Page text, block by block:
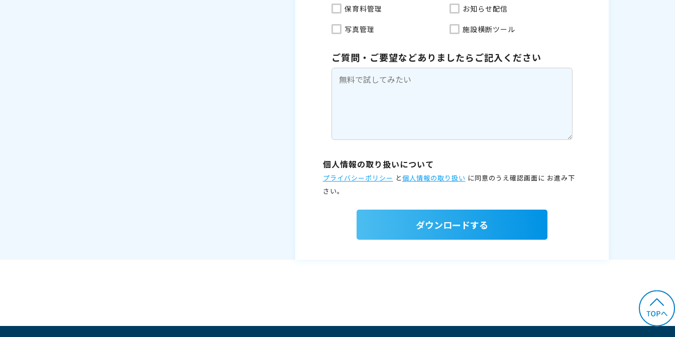
保育料管理 お知らせ配信
写真管理 施設横断ツール
ご質問・ご要望などありましたらご記入ください
個人情報の取り扱いについて
プライバシーポリシー と個人情報の取り扱い に同意のうえ確認画面に お進み下
さい。
ダウンロードする